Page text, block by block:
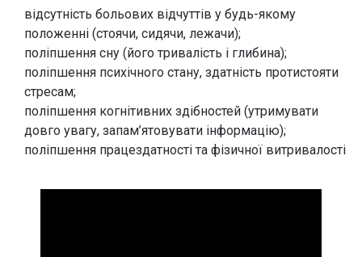
відсутність больових відчуттів у будь-якому
положенні (стоячи, сидячи, лежачи);
поліпшення сну (його тривалість і глибина);
поліпшення психічного стану, здатність протистояти
стресам;
поліпшення когнітивних здібностей (утримувати
довго увагу, запам’ятовувати інформацію);
поліпшення працездатності та фізичної витривалості